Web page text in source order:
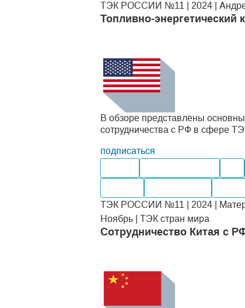
ТЭК РОССИИ №11 | 2024 |
Топливно-
В обзоре представлены
сотрудничества с РФ в сфере
подписаться
ТЭК РОССИИ №11 | 2024 |
Ноябрь | ТЭК стран мира
Сотрудничество Китая с